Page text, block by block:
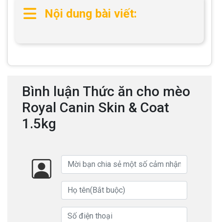
Nội dung bài viết:
Bình luận Thức ăn cho mèo
Royal Canin Skin & Coat
1.5kg